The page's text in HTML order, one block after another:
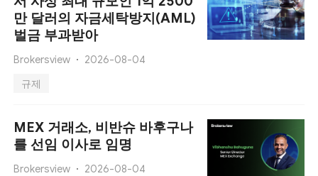
만 달러의 자금세탁방지(AML)
벌금 부과받아
Brokersview
2026-08-04
규제
MEX 거래소, 비반슈 바후구나
를 선임 이사로 임명
Brokersview
2026-08-04